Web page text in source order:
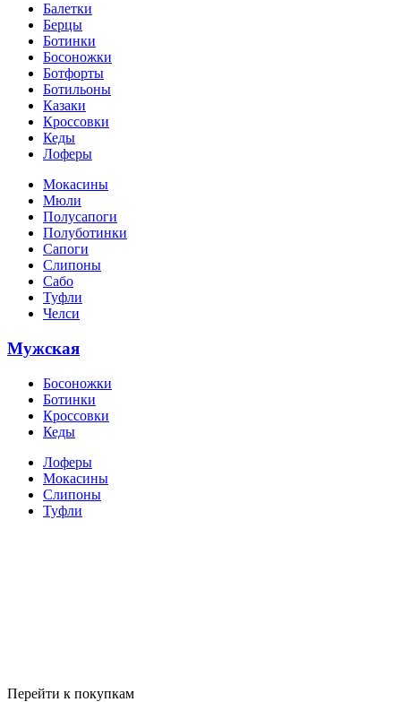
Балетки
Берцы
Ботинки
Босоножки
Ботфорты
Ботильоны
Казаки
Кроссовки
Кеды
Лоферы
Мокасины
Мюли
Полусапоги
Полуботинки
Сапоги
Слипоны
Сабо
Туфли
Челси
Мужская
Босоножки
Ботинки
Кроссовки
Кеды
Лоферы
Мокасины
Слипоны
Туфли
Перейти к покупкам